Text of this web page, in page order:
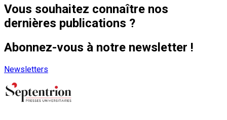
Vous souhaitez connaître nos
dernières publications ?
Abonnez-vous à notre newsletter !
Newsletters